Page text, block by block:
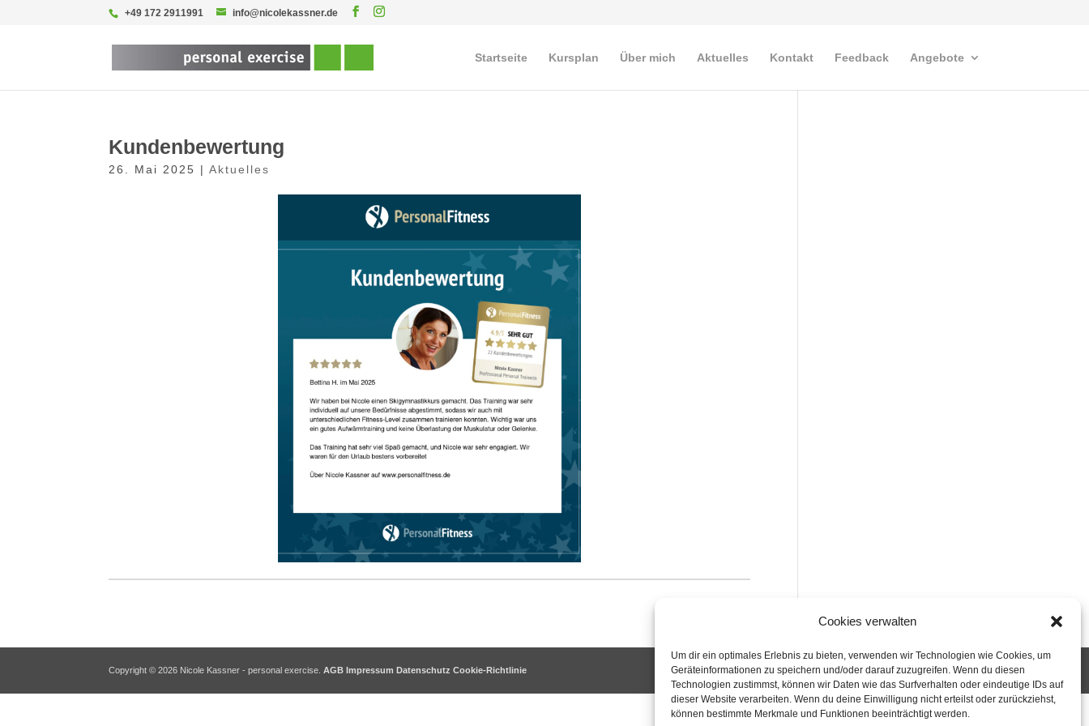
Cookies verwalten
Um dir ein optimales Erlebnis zu bieten, verwenden wir Technologien wie Cookies, um
Geräteinformationen zu speichern und/oder darauf zuzugreifen. Wenn du diesen
Technologien zustimmst, können wir Daten wie das Surfverhalten oder eindeutige IDs auf
dieser Website verarbeiten. Wenn du deine Einwilligung nicht erteilst oder zurückziehst,
können bestimmte Merkmale und Funktionen beeinträchtigt werden.
+49 172 2911991 info@nicolekassner.de
Startseite Kursplan Über mich Aktuelles Kontakt Feedback Angebote
Kundenbewertung
26. Mai 2025 |Aktuelles
Copyright © 2026 Nicole Kassner - personal exercise.AGB Impressum Datenschutz Cookie-Richtlinie